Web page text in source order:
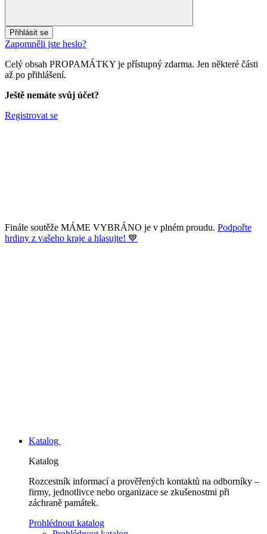
Přihlásit se
Zapomněli jste heslo?
Celý obsah PROPAMÁTKY je přístupný zdarma. Jen některé části
až po přihlášení.
Ještě nemáte svůj účet?
Registrovat se
Finále soutěže MÁME VYBRÁNO je v plném proudu. Podpořte
hrdiny z vašeho kraje a hlasujte! 💙
Katalog
Katalog
Rozcestník informací a prověřených kontaktů na odborníky –
firmy, jednotlivce nebo organizace se zkušenostmi při
záchraně památek.
Prohlédnout katalog